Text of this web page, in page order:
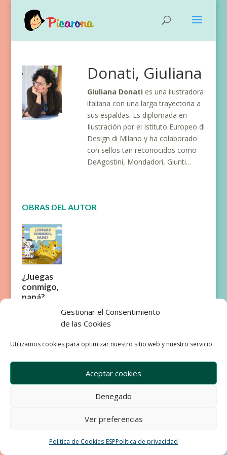
Gestionar el Consentimiento
de las Cookies
Utilizamos cookies para optimizar nuestro sitio web y nuestro servicio.
Aceptar cookies
Denegado
Ver preferencias
Política de Cookies-ESPPolítica de privacidad
Donati, Giuliana
Giuliana Donati es una ilustradora
italiana con una larga trayectoria a
sus espaldas. Es diplomada en
Ilustración por el Istituto Europeo di
Design di Milano y ha colaborado
con sellos tan reconocidos como
DeAgostini, Mondadori, Giunti…
OBRAS DEL AUTOR
¿Juegas
conmigo,
papá?
Empresa
Aviso Legal
Condiciones de Venta
Política de privacidad
Política de Cookies
Development & Design by Ixole